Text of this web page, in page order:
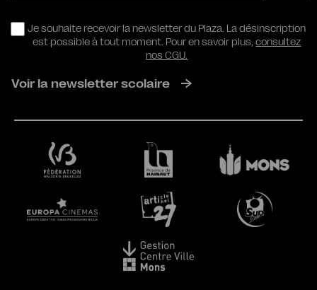
RGPD
Je souhaite recevoir la newsletter du Plaza. La désinscription
est possible à tout moment. Pour en savoir plus,consultez
nos CGU.
Voir la newsletter scolaire